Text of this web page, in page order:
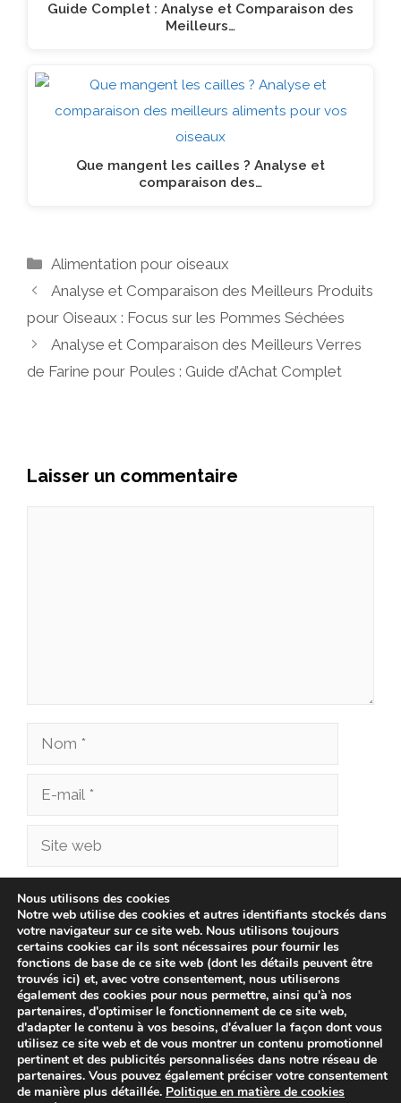
Guide Complet : Analyse et Comparaison des
Meilleurs…
Que mangent les cailles ? Analyse et
comparaison des…
Catégories
Alimentation pour oiseaux
Analyse et Comparaison des Meilleurs Produits
pour Oiseaux : Focus sur les Pommes Séchées
Analyse et Comparaison des Meilleurs Verres
de Farine pour Poules : Guide d’Achat Complet
Laisser un commentaire
Nom
Site
Enregistrer mon nom, mon e-mail et mon site
dans le navigateur pour mon prochain
commentaire.
Nous utilisons des cookies
Notre web utilise des cookies et autres identifiants stockés dans
votre navigateur sur ce site web. Nous utilisons toujours
certains cookies car ils sont nécessaires pour fournir les
fonctions de base de ce site web (dont les détails peuvent être
trouvés ici) et, avec votre consentement, nous utiliserons
également des cookies pour nous permettre, ainsi qu'à nos
partenaires, d'optimiser le fonctionnement de ce site web,
d'adapter le contenu à vos besoins, d'évaluer la façon dont vous
utilisez ce site web et de vous montrer un contenu promotionnel
pertinent et des publicités personnalisées dans notre réseau de
partenaires. Vous pouvez également préciser votre consentement
de manière plus détaillée. Politique en matière de cookies